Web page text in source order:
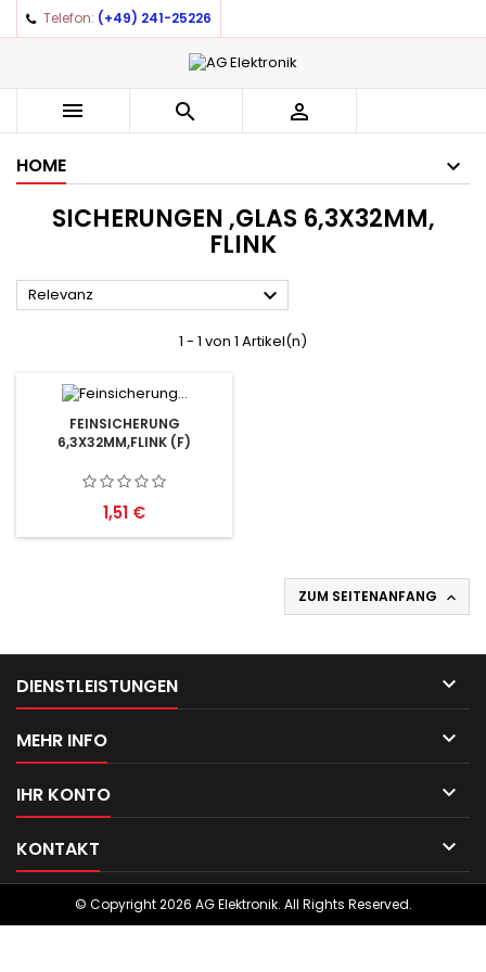
Telefon: (+49) 241-25226
  
HOME
SICHERUNGEN ,GLAS 6,3X32MM,
FLINK
Relevanz 
1 - 1 von 1 Artikel(n)
FEINSICHERUNG
6,3X32MM,FLINK (F)
Preis
1,51 €
ZUM SEITENANFANG 
DIENSTLEISTUNGEN 
MEHR INFO 
IHR KONTO 
KONTAKT 
© Copyright 2026 AG Elektronik. All Rights Reserved.